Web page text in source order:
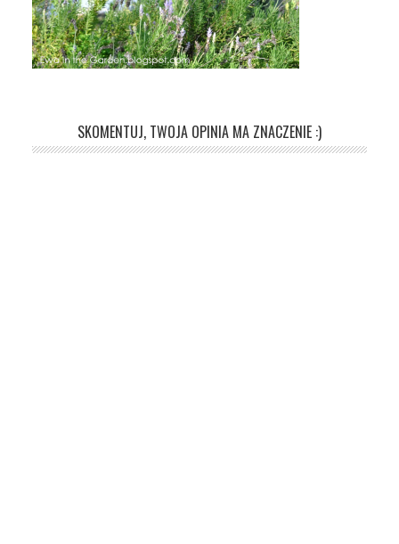
SKOMENTUJ, TWOJA OPINIA MA ZNACZENIE :)